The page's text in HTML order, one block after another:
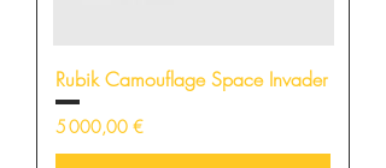
Rubik Camouflage Space Invader
Prix
5 000,00 €